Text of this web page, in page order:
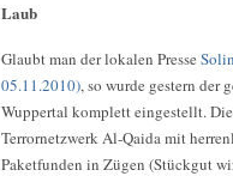
Laub
Glaubt man der lokalen Presse
05.11.2010), so wurde gestern der
Wuppertal komplett eingestellt.
Terrornetzwerk Al-Qaida mit
Paketfunden in Zügen (Stückgut